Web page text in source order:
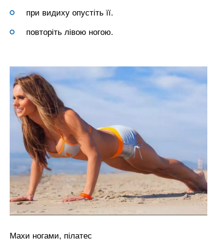
при видиху опустіть її.
повторіть лівою ногою.
Махи ногами, пілатес